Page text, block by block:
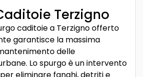
Terzigno
caditoie a Terzigno offerto
garantisce la massima
delle
Lo spurgo è un intervento